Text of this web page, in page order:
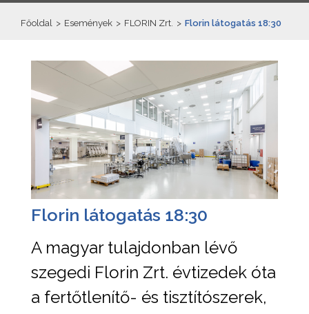
Főoldal > Események > FLORIN Zrt. > Florin látogatás 18:30
Florin látogatás 18:30
A magyar tulajdonban lévő
szegedi Florin Zrt. évtizedek óta
a fertőtlenítő- és tisztítószerek,